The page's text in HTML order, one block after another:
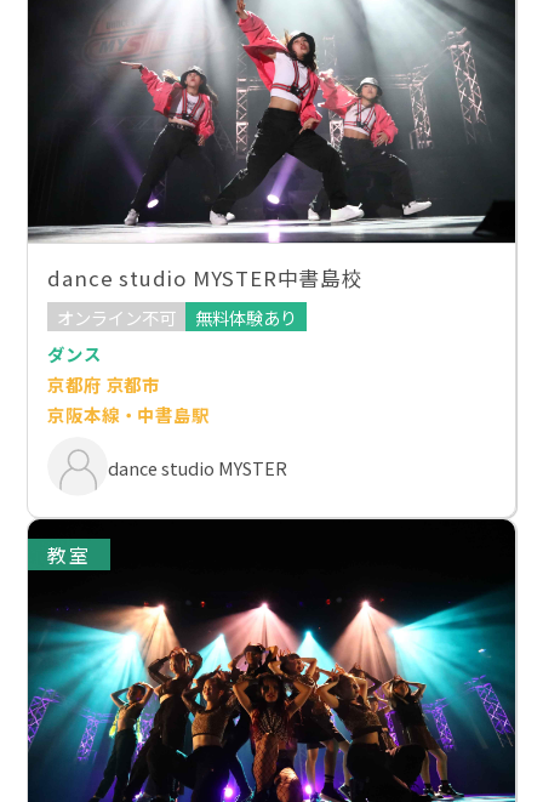
dance studio MYSTER中書島校
オンライン不可
無料体験あり
ダンス
京都府 京都市
京阪本線・中書島駅
dance studio MYSTER
教室